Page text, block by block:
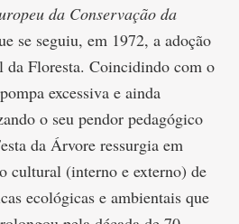
da Conservação da
se seguiu, em 1972, a adoção
Floresta. Coincidindo com o
excessiva e ainda
o seu pendor pedagógico
da Árvore ressurgia em
cultural (interno e externo) de
ecológicas e ambientais que